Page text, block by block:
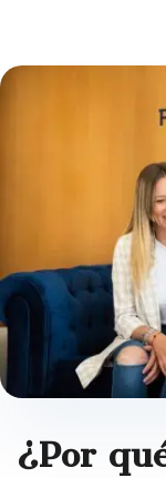
¿Por